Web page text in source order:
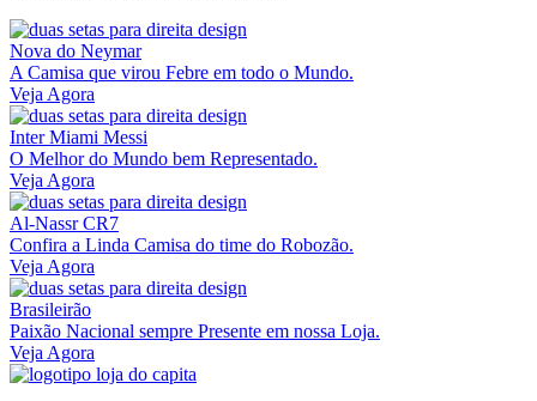
Nova do Neymar
A Camisa que virou Febre em todo o Mundo.
Veja Agora
Inter Miami Messi
O Melhor do Mundo bem Representado.
Veja Agora
Al-Nassr CR7
Confira a Linda Camisa do time do Robozão.
Veja Agora
Brasileirão
Paixão Nacional sempre Presente em nossa Loja.
Veja Agora